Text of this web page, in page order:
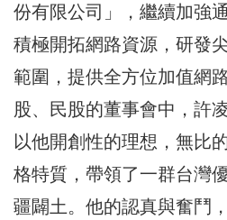
份有限公司」，繼續加強
積極開拓網路資源，研發
範圍，提供全方位加值網
股、民股的董事會中，許
以他開創性的理想，無比
格特質，帶領了一群台灣
疆闢土。他的認真與奮鬥